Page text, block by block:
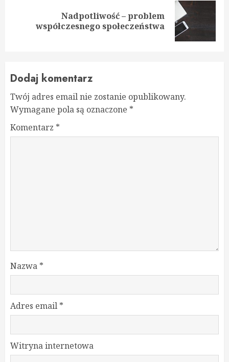
Nadpotliwość – problem
współczesnego społeczeństwa
Dodaj komentarz
Twój adres email nie zostanie opublikowany.
Wymagane pola są oznaczone *
Komentarz *
Nazwa *
Adres email *
Witryna internetowa